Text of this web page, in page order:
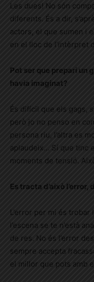
Les dues! No són
diferents. És a dir,
actors, el que sumen i
en el lloc de l’intèrpret
Pot ser que prepari un
havia imaginat?
És difícil que els gags,
però jo no penso en
persona riu, l’altra es
aplaudeix… Sí que tinc
moments de tensió.
Es tracta d’això
L’error per mi és
l’escena se te n’està
de res. No és l’error
sempre accepta
el millor que pots amb